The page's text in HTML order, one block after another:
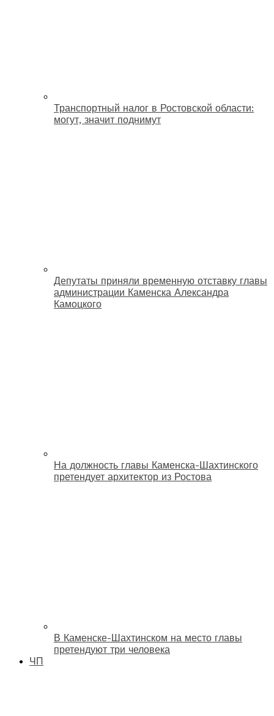
Транспортный налог в Ростовской области:
могут, значит поднимут
Депутаты приняли временную отставку главы
администрации Каменска Александра
Камоцкого
На должность главы Каменска-Шахтинского
претендует архитектор из Ростова
В Каменске-Шахтинском на место главы
претендуют три человека
ЧП